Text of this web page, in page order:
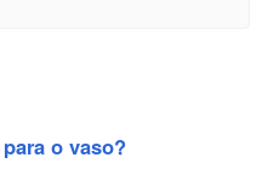
o vaso?